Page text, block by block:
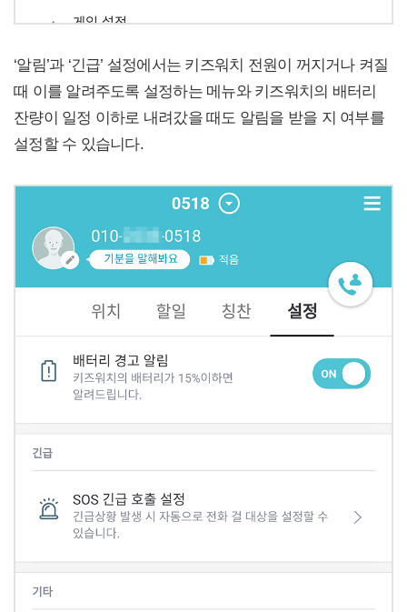
‘알림’과 ‘긴급’ 설정에서는 키즈워치 전원이 꺼지거나 켜질
때 이를 알려주도록 설정하는 메뉴와 키즈워치의 배터리
잔량이 일정 이하로 내려갔을 때도 알림을 받을 지 여부를
설정할 수 있습니다.